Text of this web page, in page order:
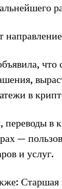
направление
в
переводы в
—
и услуг.